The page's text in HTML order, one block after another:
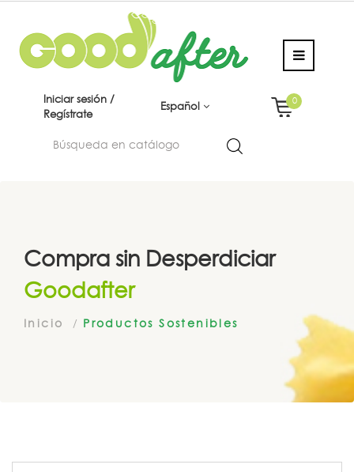
Iniciar sesión /
Regístrate
Español
0
Compra sin Desperdiciar
Goodafter
Inicio Productos Sostenibles